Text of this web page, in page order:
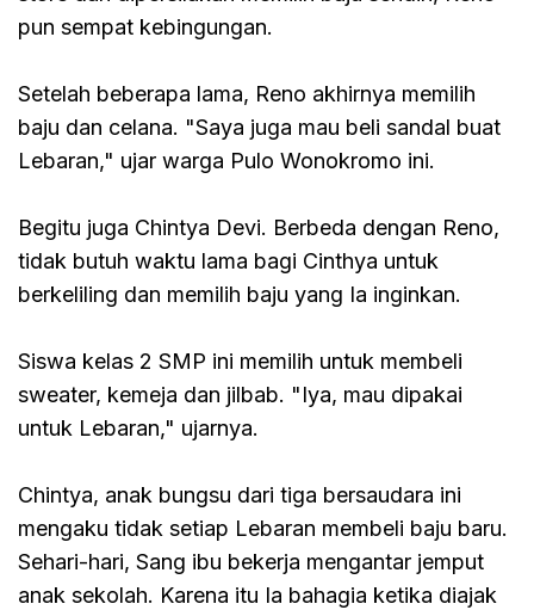
pun sempat kebingungan.
Setelah beberapa lama, Reno akhirnya memilih
baju dan celana. "Saya juga mau beli sandal buat
Lebaran," ujar warga Pulo Wonokromo ini.
Begitu juga Chintya Devi. Berbeda dengan Reno,
tidak butuh waktu lama bagi Cinthya untuk
berkeliling dan memilih baju yang Ia inginkan.
Siswa kelas 2 SMP ini memilih untuk membeli
sweater, kemeja dan jilbab. "Iya, mau dipakai
untuk Lebaran," ujarnya.
Chintya, anak bungsu dari tiga bersaudara ini
mengaku tidak setiap Lebaran membeli baju baru.
Sehari-hari, Sang ibu bekerja mengantar jemput
anak sekolah. Karena itu Ia bahagia ketika diajak